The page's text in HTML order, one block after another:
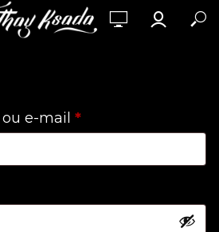
e-mail *Obrigatório